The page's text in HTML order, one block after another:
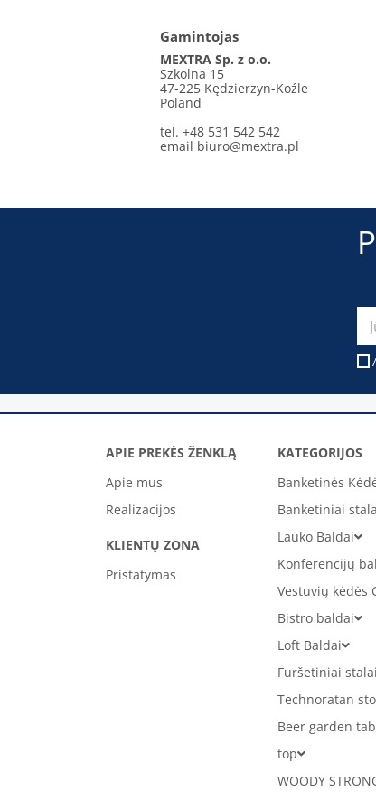
Gamintojas
MEXTRA Sp. z o.o.
Szkolna 15
47-225 Kędzierzyn-Koźle
Poland
tel. +48 531 542 542
email biuro@mextra.pl
APIE PREKĖS ŽENKLĄ
Apie mus
Realizacijos
KLIENTŲ ZONA
Pristatymas
KATEGORIJOS
Banketinės
Banketiniai
Lauko Baldai
Konferencijų
Vestuvių kėdės
Bistro baldai
Loft Baldai
Furšetiniai stalai
Technoratan
Beer garden
top
WOODY